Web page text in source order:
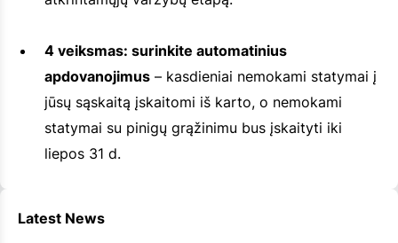
4 veiksmas: surinkite automatinius
apdovanojimus – kasdieniai nemokami statymai į
jūsų sąskaitą įskaitomi iš karto, o nemokami
statymai su pinigų grąžinimu bus įskaityti iki
liepos 31 d.
Latest News